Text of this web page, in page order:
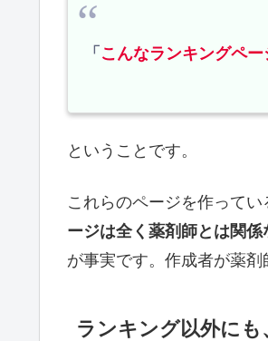
「 こんなランキングペ
ということです。
これらのページを作って
ージは全く薬剤師とは関
が事実です。作成者が薬剤
ランキング以外にも